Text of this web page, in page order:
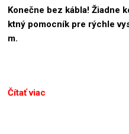
Konečne bez kábla! Žiadne
ktný pomocník pre rýchle
m.
Čítať viac